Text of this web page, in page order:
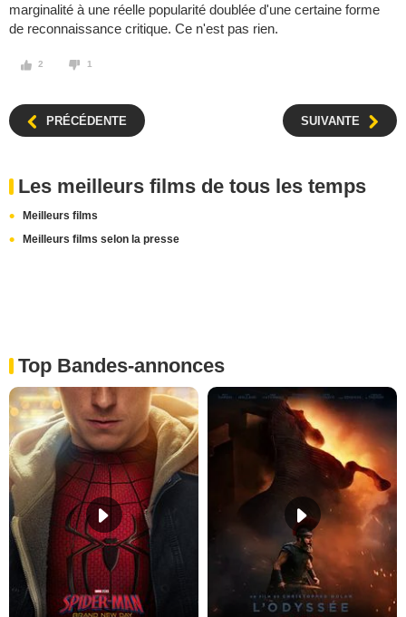
marginalité à une réelle popularité doublée d'une certaine forme
de reconnaissance critique. Ce n'est pas rien.
2 1
PRÉCÉDENTE SUIVANTE
Les meilleurs films de tous les temps
Meilleurs films
Meilleurs films selon la presse
Top Bandes-annonces